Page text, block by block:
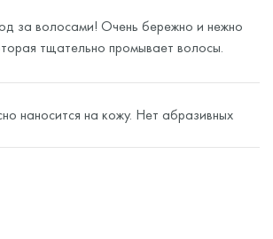
за волосами! Очень бережно и нежно
тщательно промывает волосы.
чистых и свежих волос. Пользуюсь
наносится на кожу. Нет абразивных